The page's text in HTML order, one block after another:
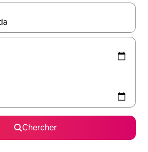
sont affichés, parcourez-les en utilisant
Chercher